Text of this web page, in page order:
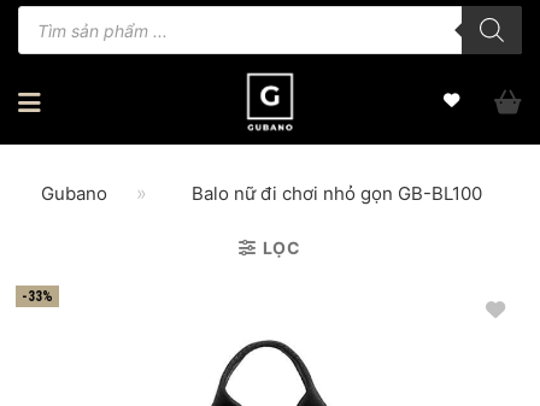
BỏTìm
Gubano » Balo nữ đi chơi nhỏ gọn GB-BL100
LỌC
-33%